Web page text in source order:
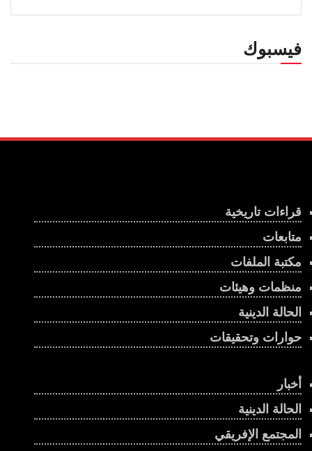
فيسبوك
قراءات تاريخية
متابعات
مكتبة الملفات
منظمات وهيئات
الحالة الدينية
حوارات وتحقيقات
أخبار
الحالة الدينية
المجتمع الإفريقي